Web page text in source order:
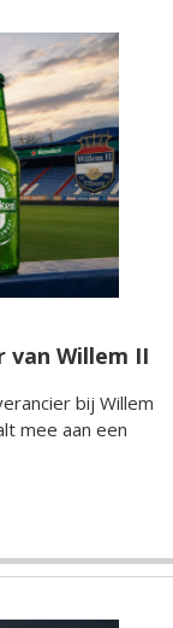
van Willem II
bij Willem
mee aan een